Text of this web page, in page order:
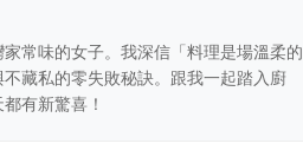
常味的女子。我深信「料理是場溫柔的
藏私的零失敗秘訣。跟我一起踏入廚
有新驚喜！